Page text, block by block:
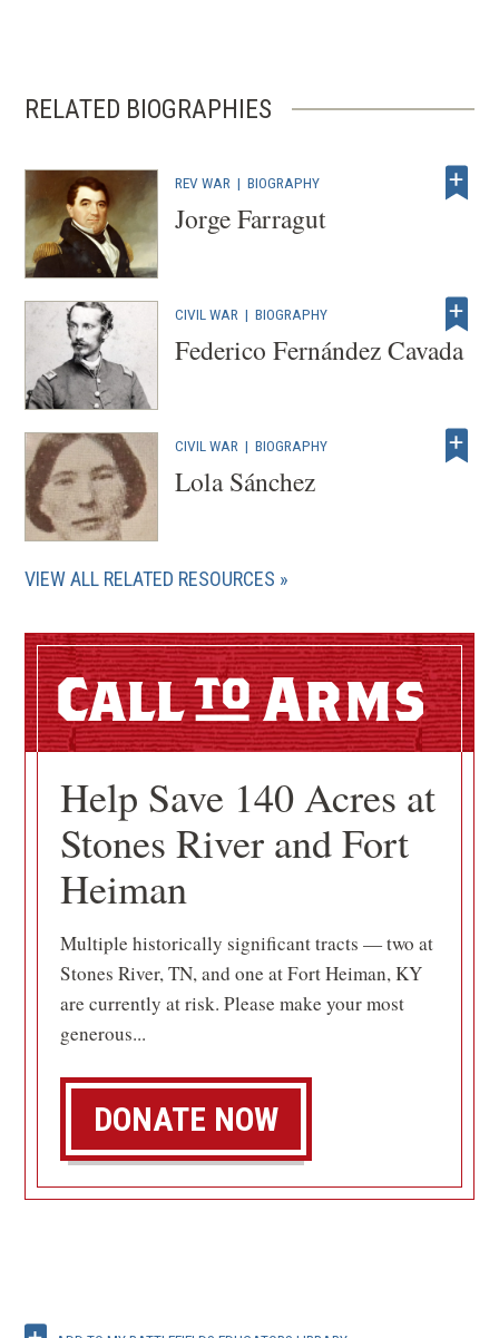
RELATED BIOGRAPHIES
REV WAR |BIOGRAPHY
Jorge Farragut
CIVIL WAR |BIOGRAPHY
Federico Fernández Cavada
CIVIL WAR |BIOGRAPHY
Lola Sánchez
VIEW ALL RELATED RESOURCES
Call Arms
Help Save 140 Acres at
Stones River and Fort
Heiman
Multiple historically significant tracts — two at
Stones River, TN, and one at Fort Heiman, KY
are currently at risk. Please make your most
generous...
DONATE NOW